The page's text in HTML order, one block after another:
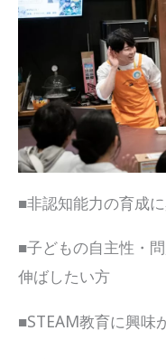
■非認知能力の育成
■子どもの自主性・
伸ばしたい方
■STEAM教育に興味